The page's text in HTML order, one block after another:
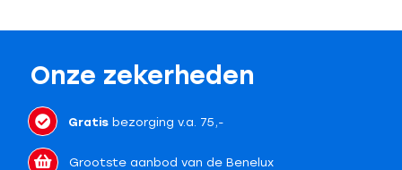
Onze zekerheden
Gratisbezorging v.a. 75,-
Grootste aanbod van de Benelux